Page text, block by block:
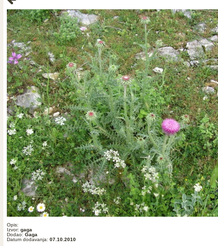
Opis:
Izvor: gaga
Dodao: Gaga
Datum dodavanja: 07.10.2010